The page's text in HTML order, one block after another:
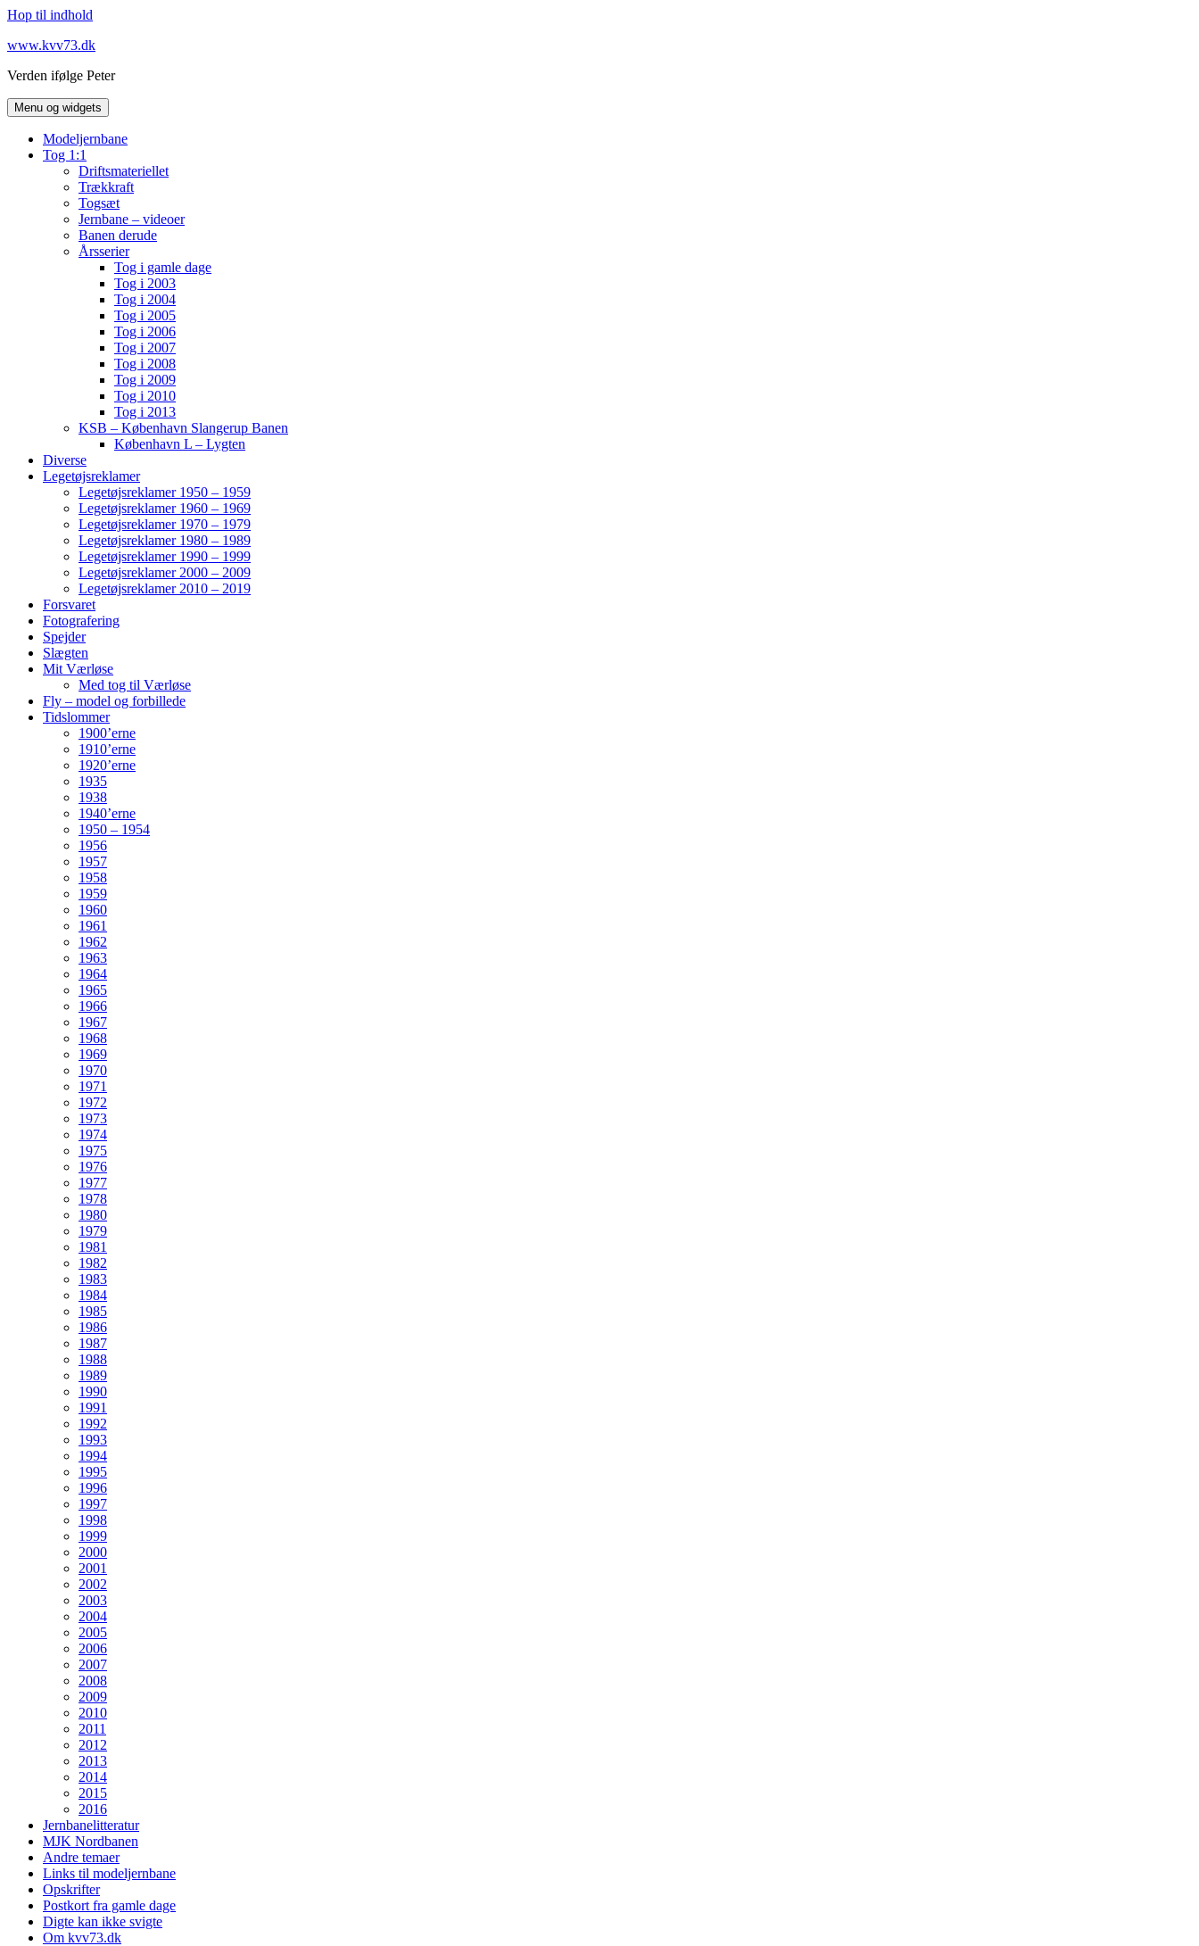
Hop til indhold
www.kvv73.dk
Verden ifølge Peter
Menu og widgets
Modeljernbane
Tog 1:1
Driftsmateriellet
Trækkraft
Togsæt
Jernbane – videoer
Banen derude
Årsserier
Tog i gamle dage
Tog i 2003
Tog i 2004
Tog i 2005
Tog i 2006
Tog i 2007
Tog i 2008
Tog i 2009
Tog i 2010
Tog i 2013
KSB – København Slangerup Banen
København L – Lygten
Diverse
Legetøjsreklamer
Legetøjsreklamer 1950 – 1959
Legetøjsreklamer 1960 – 1969
Legetøjsreklamer 1970 – 1979
Legetøjsreklamer 1980 – 1989
Legetøjsreklamer 1990 – 1999
Legetøjsreklamer 2000 – 2009
Legetøjsreklamer 2010 – 2019
Forsvaret
Fotografering
Spejder
Slægten
Mit Værløse
Med tog til Værløse
Fly – model og forbillede
Tidslommer
1900’erne
1910’erne
1920’erne
1935
1938
1940’erne
1950 – 1954
1956
1957
1958
1959
1960
1961
1962
1963
1964
1965
1966
1967
1968
1969
1970
1971
1972
1973
1974
1975
1976
1977
1978
1980
1979
1981
1982
1983
1984
1985
1986
1987
1988
1989
1990
1991
1992
1993
1994
1995
1996
1997
1998
1999
2000
2001
2002
2003
2004
2005
2006
2007
2008
2009
2010
2011
2012
2013
2014
2015
2016
Jernbanelitteratur
MJK Nordbanen
Andre temaer
Links til modeljernbane
Opskrifter
Postkort fra gamle dage
Digte kan ikke svigte
Om kvv73.dk